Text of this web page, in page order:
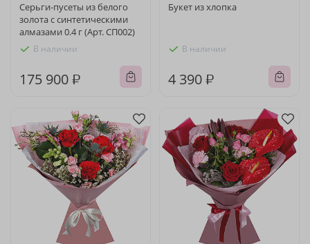
Серьги-пусеты из белого
золота с синтетическими
алмазами 0.4 г (Арт. СП002)
В наличии
175 900 ₽
Букет из хлопка
В наличии
4 390 ₽